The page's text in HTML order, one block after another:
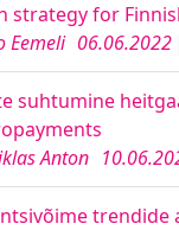
strategy for
Eemeli 06.06.2022
suhtumine
Anton
trendide